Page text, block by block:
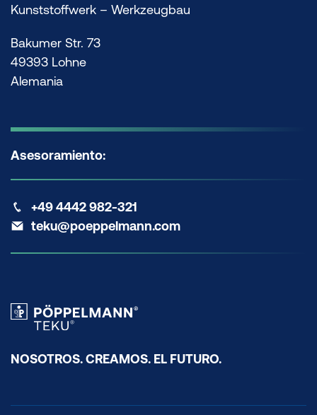
Kunststoffwerk – Werkzeugbau
Bakumer Str. 73
49393 Lohne
Alemania
Asesoramiento:
+49 4442 982-321
teku@poeppelmann.com
NOSOTROS. CREAMOS. EL FUTURO.